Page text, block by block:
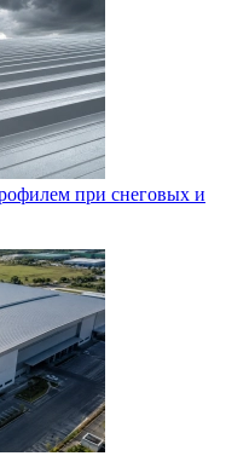
при снеговых и